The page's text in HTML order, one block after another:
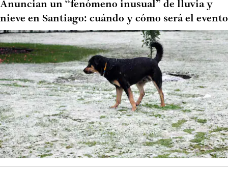
Anuncian un “fenómeno inusual” de lluvia y
nieve en Santiago: cuándo y cómo será el evento